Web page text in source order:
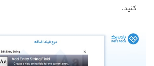
کنید.